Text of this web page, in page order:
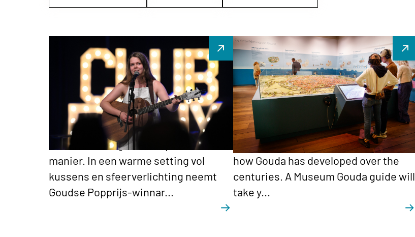
Offline ligconcert met
Rositha Rikkers
21 augustus
Deze avond beleef je de
tentoonstelling Geloof op een andere
manier. In een warme setting vol
kussens en sfeerverlichting neemt
Goudse Popprijs-winnar...
Historic Highlights at the city
scale model (ENG)
Thursdays at 12.30
Admire the detailed model of the city
as it appeared in 1562 and discover
how Gouda has developed over the
centuries. A Museum Gouda guide will
take y...